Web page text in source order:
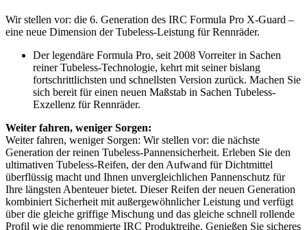
Wir stellen vor: die 6. Generation des IRC Formula Pro X-Guard –
eine neue Dimension der Tubeless-Leistung für Rennräder.
Der legendäre Formula Pro, seit 2008 Vorreiter in Sachen
reiner Tubeless-Technologie, kehrt mit seiner bislang
fortschrittlichsten und schnellsten Version zurück. Machen Sie
sich bereit für einen neuen Maßstab in Sachen Tubeless-
Exzellenz für Rennräder.
Weiter fahren, weniger Sorgen:
Weiter fahren, weniger Sorgen: Wir stellen vor: die nächste
Generation der reinen Tubeless-Pannensicherheit. Erleben Sie den
ultimativen Tubeless-Reifen, der den Aufwand für Dichtmittel
überflüssig macht und Ihnen unvergleichlichen Pannenschutz für
Ihre längsten Abenteuer bietet. Dieser Reifen der neuen Generation
kombiniert Sicherheit mit außergewöhnlicher Leistung und verfügt
über die gleiche griffige Mischung und das gleiche schnell rollende
Profil wie die renommierte IRC Produktreihe. Genießen Sie sicheres